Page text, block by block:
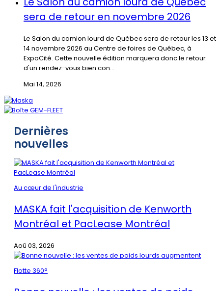
sera de retour en novembre 2026
Le Salon du camion lourd de Québec sera de retour les 13 et
14 novembre 2026 au Centre de foires de Québec, à
ExpoCité. Cette nouvelle édition marquera donc le retour
d'un rendez-vous bien con...
Mai 14, 2026
Dernières
nouvelles
Au cœur de l'industrie
MASKA fait l'acquisition de Kenworth
Montréal et PacLease Montréal
Aoû 03, 2026
Flotte 360°